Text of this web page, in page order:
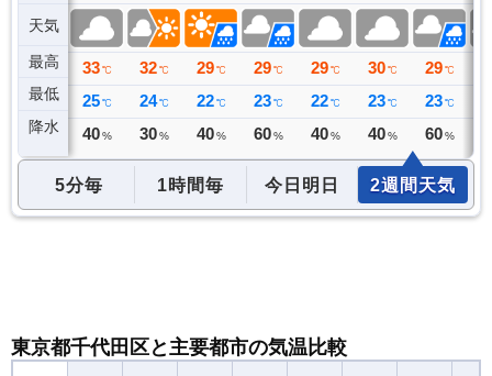
天気
最高
最低
降水
34 ℃
26 ℃
0 ミリ
33 ℃
25 ℃
40 %
32 ℃
24 ℃
30 %
29 ℃
22 ℃
40 %
29 ℃
23 ℃
60 %
29 ℃
22 ℃
40 %
30 ℃
23 ℃
40 %
29 ℃
23 ℃
60 %
5分毎 1時間毎 今日明日 2週間天気
東京都千代田区と主要都市の気温比較